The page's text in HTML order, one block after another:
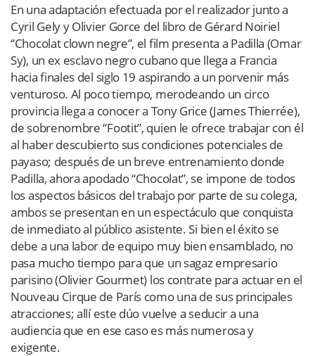
En una adaptación efectuada por el realizador junto a
Cyril Gely y Olivier Gorce del libro de Gérard Noiriel
“Chocolat clown negre”, el film presenta a Padilla (Omar
Sy), un ex esclavo negro cubano que llega a Francia
hacia finales del siglo 19 aspirando a un porvenir más
venturoso. Al poco tiempo, merodeando un circo
provincia llega a conocer a Tony Grice (James Thierrée),
de sobrenombre “Footit”, quien le ofrece trabajar con él
al haber descubierto sus condiciones potenciales de
payaso; después de un breve entrenamiento donde
Padilla, ahora apodado “Chocolat”, se impone de todos
los aspectos básicos del trabajo por parte de su colega,
ambos se presentan en un espectáculo que conquista
de inmediato al público asistente. Si bien el éxito se
debe a una labor de equipo muy bien ensamblado, no
pasa mucho tiempo para que un sagaz empresario
parisino (Olivier Gourmet) los contrate para actuar en el
Nouveau Cirque de París como una de sus principales
atracciones; allí este dúo vuelve a seducir a una
audiencia que en ese caso es más numerosa y
exigente.